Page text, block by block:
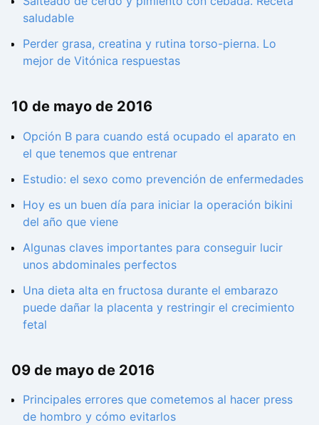
saludable
Perder grasa, creatina y rutina torso-pierna. Lo
mejor de Vitónica respuestas
10 de mayo de 2016
Opción B para cuando está ocupado el aparato en
el que tenemos que entrenar
Estudio: el sexo como prevención de enfermedades
Hoy es un buen día para iniciar la operación bikini
del año que viene
Algunas claves importantes para conseguir lucir
unos abdominales perfectos
Una dieta alta en fructosa durante el embarazo
puede dañar la placenta y restringir el crecimiento
fetal
09 de mayo de 2016
Principales errores que cometemos al hacer press
de hombro y cómo evitarlos